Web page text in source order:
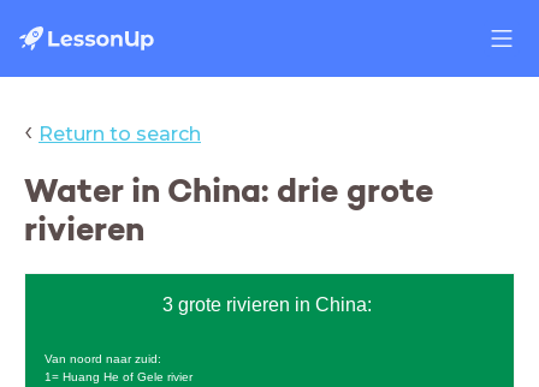
‹ Return to search
Water in China: drie grote
rivieren
3 grote rivieren in China:
Van noord naar zuid:
1= Huang He of Gele rivier